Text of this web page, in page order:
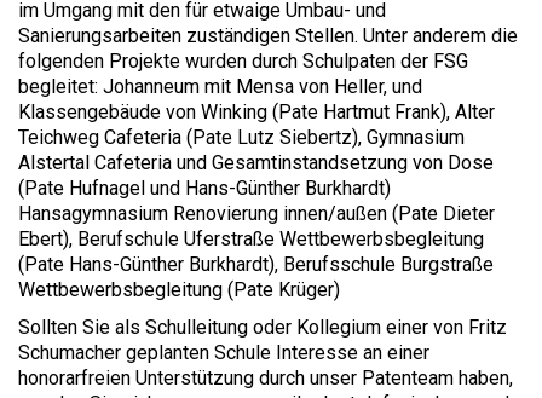
im Umgang mit den für etwaige Umbau- und
Sanierungsarbeiten zuständigen Stellen. Unter anderem die
folgenden Projekte wurden durch Schulpaten der FSG
begleitet: Johanneum mit Mensa von Heller, und
Klassengebäude von Winking (Pate Hartmut Frank), Alter
Teichweg Cafeteria (Pate Lutz Siebertz), Gymnasium
Alstertal Cafeteria und Gesamtinstandsetzung von Dose
(Pate Hufnagel und Hans-Günther Burkhardt)
Hansagymnasium Renovierung innen/außen (Pate Dieter
Ebert), Berufschule Uferstraße Wettbewerbsbegleitung
(Pate Hans-Günther Burkhardt), Berufsschule Burgstraße
Wettbewerbsbegleitung (Pate Krüger)
Sollten Sie als Schulleitung oder Kollegium einer von Fritz
Schumacher geplanten Schule Interesse an einer
honorarfreien Unterstützung durch unser Patenteam haben,